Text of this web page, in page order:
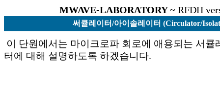
MWAVE-LABORATORY~ RFDH
써큘레이터/아이솔레이터 (Circulator/
이 단원에서는 마이크로파 회로에 애용되는 서큘
터에 대해 설명하도록 하겠습니다.